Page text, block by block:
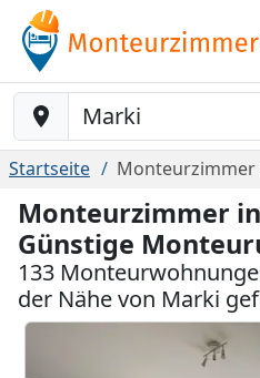
Baustelle-Location
Startseite Monteurzimmer
Monteurzimmer
Günstige
133
der Nähe von Marki